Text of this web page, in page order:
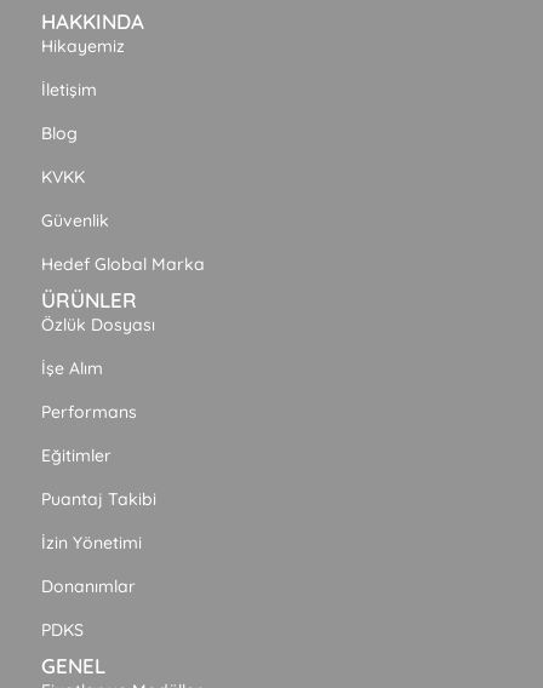
HAKKINDA
Hikayemiz
İletişim
Blog
KVKK
Güvenlik
Hedef Global Marka
ÜRÜNLER
Özlük Dosyası
İşe Alım
Performans
Eğitimler
Puantaj Takibi
İzin Yönetimi
Donanımlar
PDKS
GENEL